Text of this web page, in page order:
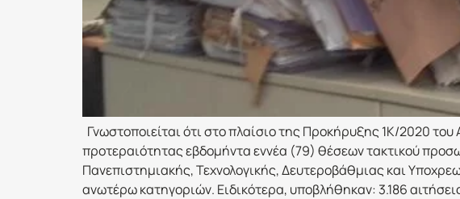
Γνωστοποιείται ότι στο πλαίσιο της Προκήρυξης 1Κ/2020
προτεραιότητας εβδομήντα εννέα (79) θέσεων τακτικού
Πανεπιστημιακής, Τεχνολογικής, Δευτεροβάθμιας και
ανωτέρω κατηγοριών. Ειδικότερα, υποβλήθηκαν: 3.186